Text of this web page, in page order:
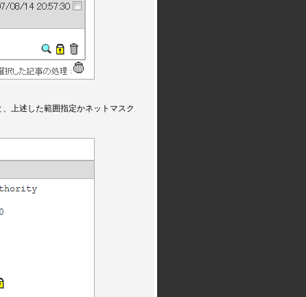
上述した範囲指定かネットマスク